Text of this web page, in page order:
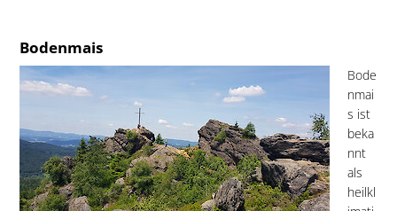
Bodenmais
Bode
nmai
s ist
beka
nnt
als
heilkl